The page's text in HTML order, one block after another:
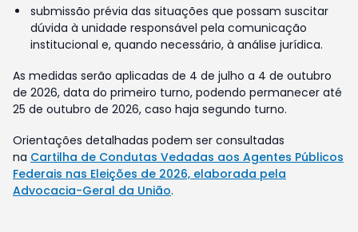
submissão prévia das situações que possam suscitar
dúvida à unidade responsável pela comunicação
institucional e, quando necessário, à análise jurídica.
As medidas serão aplicadas de 4 de julho a 4 de outubro
de 2026, data do primeiro turno, podendo permanecer até
25 de outubro de 2026, caso haja segundo turno.
Orientações detalhadas podem ser consultadas
na Cartilha de Condutas Vedadas aos Agentes Públicos
Federais nas Eleições de 2026, elaborada pela
Advocacia-Geral da União.